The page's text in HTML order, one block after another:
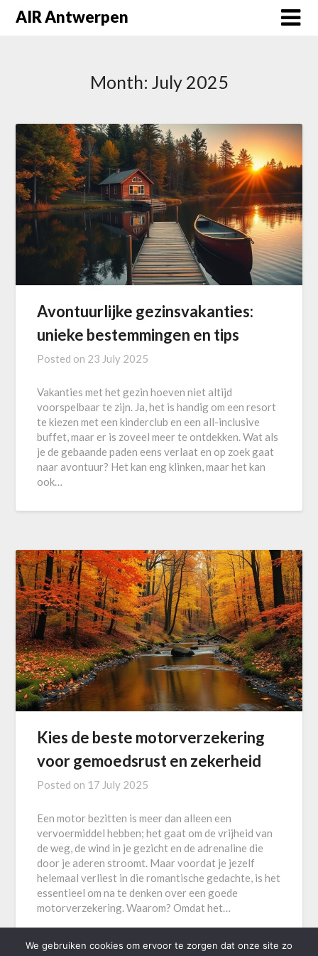
SkipAIR Antwerpen
Month: July 2025
Avontuurlijke gezinsvakanties:
unieke bestemmingen en tips
Posted on 23 July 2025
Vakanties met het gezin hoeven niet altijd
voorspelbaar te zijn. Ja, het is handig om een resort
te kiezen met een kinderclub en een all-inclusive
buffet, maar er is zoveel meer te ontdekken. Wat als
je de gebaande paden eens verlaat en op zoek gaat
naar avontuur? Het kan eng klinken, maar het kan
ook…
Kies de beste motorverzekering
voor gemoedsrust en zekerheid
Posted on 17 July 2025
Een motor bezitten is meer dan alleen een
vervoermiddel hebben; het gaat om de vrijheid van
de weg, de wind in je gezicht en de adrenaline die
door je aderen stroomt. Maar voordat je jezelf
helemaal verliest in die romantische gedachte, is het
essentieel om na te denken over een goede
motorverzekering. Waarom? Omdat het…
We gebruiken cookies om ervoor te zorgen dat onze site zo